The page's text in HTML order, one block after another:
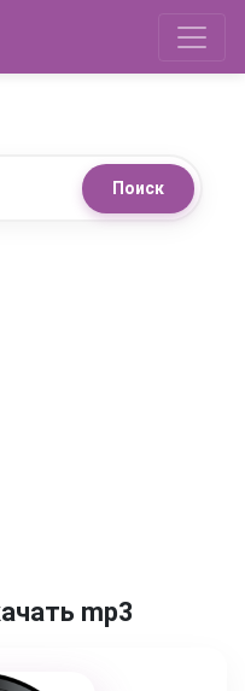
Поиск
mp3